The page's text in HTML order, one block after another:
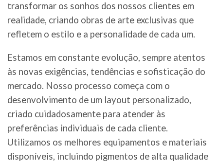
transformar os sonhos dos nossos clientes em
realidade, criando obras de arte exclusivas que
refletem o estilo e a personalidade de cada um.
Estamos em constante evolução, sempre atentos
às novas exigências, tendências e sofisticação do
mercado. Nosso processo começa com o
desenvolvimento de um layout personalizado,
criado cuidadosamente para atender às
preferências individuais de cada cliente.
Utilizamos os melhores equipamentos e materiais
disponíveis, incluindo pigmentos de alta qualidade